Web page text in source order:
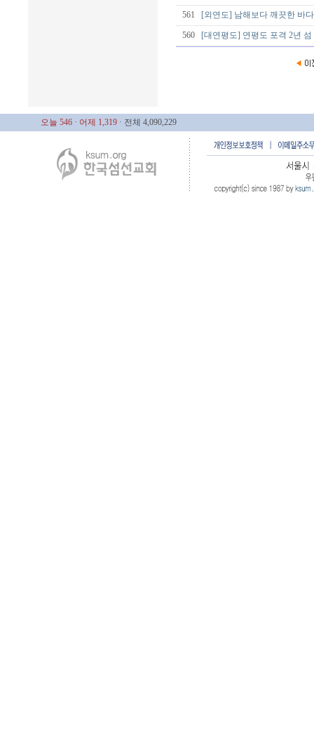
561 [외연도] 남해보다 깨끗한 바
560 [대연평도] 연평도 포격 2년
오늘 546 · 어제 1,319 · 전체 4,090,229